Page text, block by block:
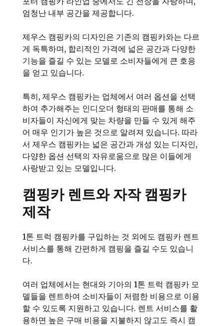
엄청난 내부 공간을 제공합니다.
제우스 캠핑카의 디자인은 기존의 캠핑카와는 다르
게 독특하며, 합리적인 가격에 넓은 공간과 다양한
기능을 즐길 수 있는 모델로 소비자들에게 큰 호응
을 얻고 있습니다.
특히, 제우스 캠핑카는 업체에서 여러 옵션을 선택
하여 추가해주는 인디오더 형태의 판매를 통해 소
비자들이 자신에게 맞는 차량을 만들 수 있게 해주
어 매우 인기가 높은 것으로 알려져 있습니다. 따라
서 제우스 캠핑카는 넓은 공간과 개성 있는 디자인,
다양한 옵션 선택의 자유로움으로 많은 이들에게
사랑받고 있는 모델입니다.
캠핑카 렌트와 자작 캠핑카
제작
1톤 트럭 캠핑카를 구입하는 것 외에도 캠핑카 렌트
서비스를 통해 간편하게 캠핑을 즐길 수도 있습니
다.
여러 업체에서는 현대와 기아의 1톤 트럭 캠핑카 모
델들을 렌트하여 소비자들이 저렴한 비용으로 이용
할 수 있도록 지원하고 있습니다. 렌트 서비스를 활
용하면 높은 구매 비용을 지불하지 않고도 즉시 캠